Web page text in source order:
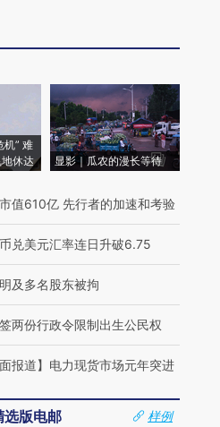
机” 难
休达
显影｜瓜农的漫长等待
值610亿 先行者的加速和考验
兑美元汇率连日升破6.75
及多名股东被拘
两份行政令限制出生公民权
面报道】电力现货市场元年突进
选版电邮
样例